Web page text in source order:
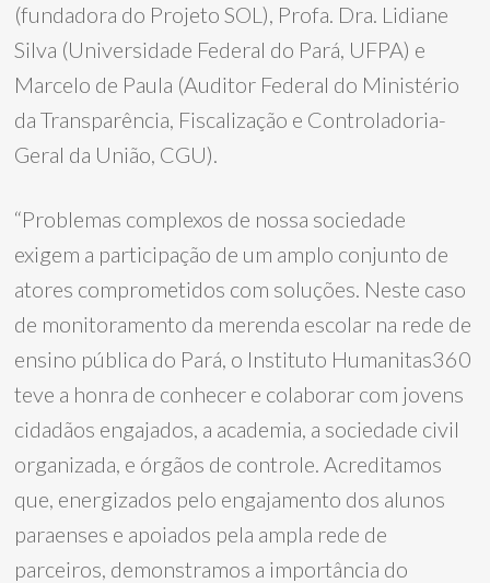
(fundadora do Projeto SOL), Profa. Dra. Lidiane
Silva (Universidade Federal do Pará, UFPA) e
Marcelo de Paula (Auditor Federal do Ministério
da Transparência, Fiscalização e Controladoria-
Geral da União, CGU).
“Problemas complexos de nossa sociedade
exigem a participação de um amplo conjunto de
atores comprometidos com soluções. Neste caso
de monitoramento da merenda escolar na rede de
ensino pública do Pará, o Instituto Humanitas360
teve a honra de conhecer e colaborar com jovens
cidadãos engajados, a academia, a sociedade civil
organizada, e órgãos de controle. Acreditamos
que, energizados pelo engajamento dos alunos
paraenses e apoiados pela ampla rede de
parceiros, demonstramos a importância do